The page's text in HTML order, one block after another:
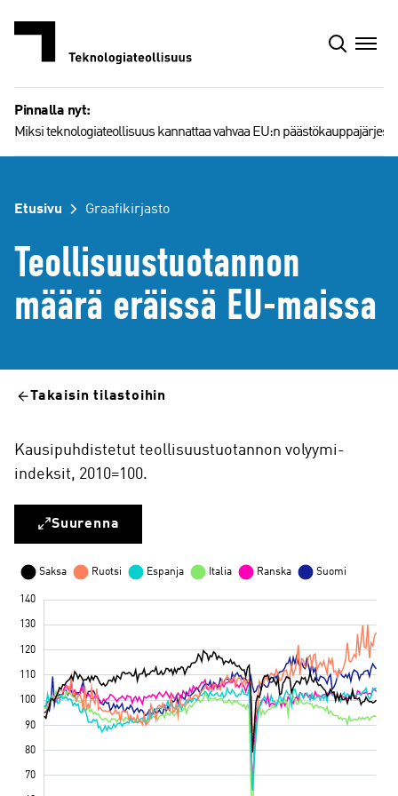
Pinnalla nyt:
Miksi teknologiateollisuus kannattaa vahvaa EU:n
Etusivu Graafikirjasto
Teollisuustuotannon
määrä eräissä EU-maissa
Takaisin tilastoihin
Kausipuhdistetut teollisuustuotannon volyymi-
indeksit, 2010=100.
Suurenna